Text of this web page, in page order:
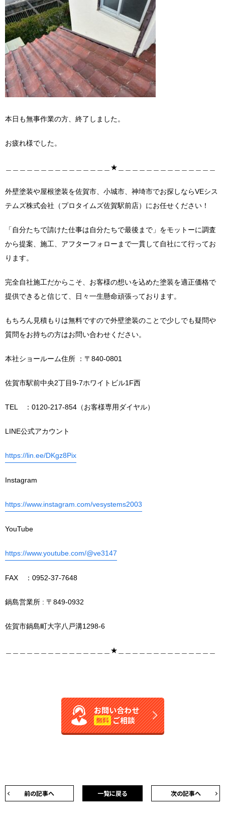
本日も無事作業の方、終了しました。
お疲れ様でした。
＿＿＿＿＿＿＿＿＿＿＿＿＿＿＿★＿＿＿＿＿＿＿＿＿＿＿＿＿＿
外壁塗装や屋根塗装を佐賀市、小城市、神埼市でお探しならVEシス
テムズ株式会社（プロタイムズ佐賀駅前店）にお任せください！
「自分たちで請けた仕事は自分たちで最後まで」をモットーに調査
から提案、施工、アフターフォローまで一貫して自社にて行ってお
ります。
完全自社施工だからこそ、お客様の想いを込めた塗装を適正価格で
提供できると信じて、日々一生懸命頑張っております。
もちろん見積もりは無料ですので外壁塗装のことで少しでも疑問や
質問をお持ちの方はお問い合わせください。
本社ショールーム住所 ：〒840-0801
佐賀市駅前中央2丁目9-7ホワイトビル1F西
TEL ：0120-217-854（お客様専用ダイヤル）
LINE公式アカウント
https://lin.ee/DKgz8Pix
Instagram
https://www.instagram.com/vesystems2003
YouTube
https://www.youtube.com/@ve3147
FAX ：0952-37-7648
鍋島営業所 : 〒849-0932
佐賀市鍋島町大字八戸溝1298-6
＿＿＿＿＿＿＿＿＿＿＿＿＿＿＿★＿＿＿＿＿＿＿＿＿＿＿＿＿＿
お問い合わせ
無料 ご相談
前の記事へ 次の記事へ
一覧に戻る